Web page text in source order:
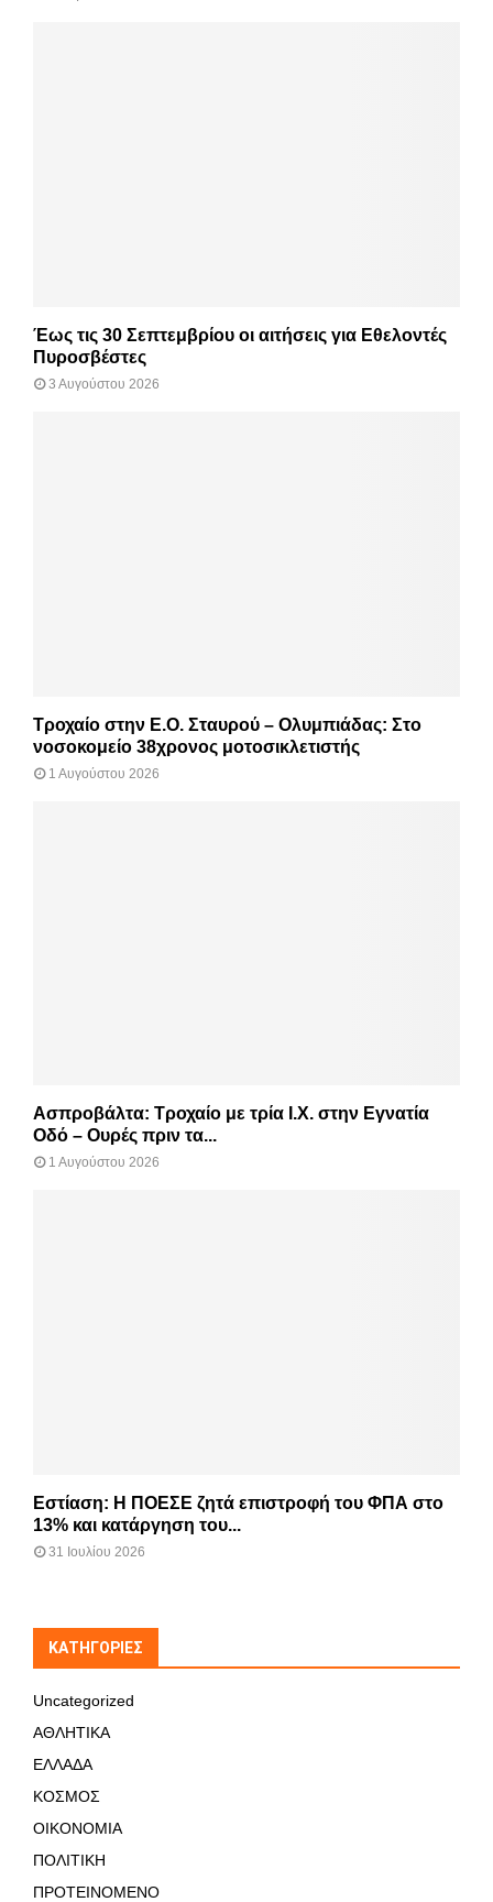
Έως τις 30 Σεπτεμβρίου οι αιτήσεις για Εθελοντές
Πυροσβέστες
3 Αυγούστου 2026
Τροχαίο στην Ε.Ο. Σταυρού – Ολυμπιάδας: Στο
νοσοκομείο 38χρονος μοτοσικλετιστής
1 Αυγούστου 2026
Ασπροβάλτα: Τροχαίο με τρία Ι.Χ. στην Εγνατία
Οδό – Ουρές πριν τα...
1 Αυγούστου 2026
Εστίαση: Η ΠΟΕΣΕ ζητά επιστροφή του ΦΠΑ στο
13% και κατάργηση του...
31 Ιουλίου 2026
KΑΤΗΓΟΡΊΕΣ
Uncategorized
ΑΘΛΗΤΙΚΑ
ΕΛΛΑΔΑ
ΚΟΣΜΟΣ
ΟΙΚΟΝΟΜΙΑ
ΠΟΛΙΤΙΚΗ
ΠΡΟΤΕΙΝΟΜΕΝΟ